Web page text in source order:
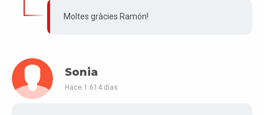
Moltes gràcies Ramón!
Sonia
Hace 1.614 días